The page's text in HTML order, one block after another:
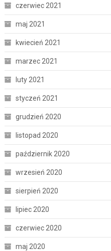
czerwiec 2021
maj 2021
kwiecień 2021
marzec 2021
luty 2021
styczeń 2021
grudzień 2020
listopad 2020
październik 2020
wrzesień 2020
sierpień 2020
lipiec 2020
czerwiec 2020
maj 2020